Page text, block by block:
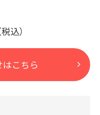
こちら